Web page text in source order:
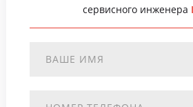
сервисного инженера